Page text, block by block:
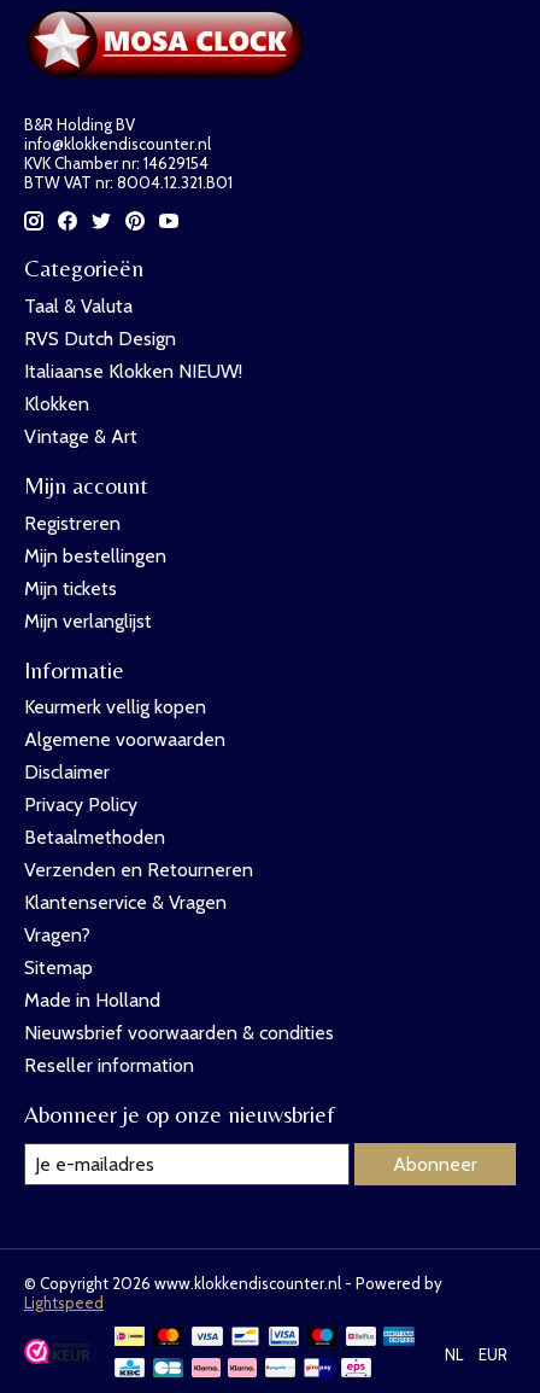
B&R Holding BV
info@klokkendiscounter.nl
KVK Chamber nr: 14629154
BTW VAT nr: 8004.12.321.B01
Categorieën
Taal & Valuta
RVS Dutch Design
Italiaanse Klokken NIEUW!
Klokken
Vintage & Art
Mijn account
Registreren
Mijn bestellingen
Mijn tickets
Mijn verlanglijst
Informatie
Keurmerk vellig kopen
Algemene voorwaarden
Disclaimer
Privacy Policy
Betaalmethoden
Verzenden en Retourneren
Klantenservice & Vragen
Vragen?
Sitemap
Made in Holland
Nieuwsbrief voorwaarden & condities
Reseller information
Abonneer je op onze nieuwsbrief
Abonneer
© Copyright 2026 www.klokkendiscounter.nl - Powered by
Lightspeed
NL EUR